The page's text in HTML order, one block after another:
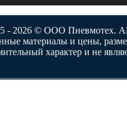
- 2026 © ООО Пневмотех.
материалы и цены,
характер и не